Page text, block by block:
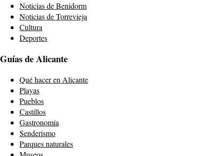
Noticias de Benidorm
Noticias de Torrevieja
Cultura
Deportes
Guías de Alicante
Qué hacer en Alicante
Playas
Pueblos
Castillos
Gastronomía
Senderismo
Parques naturales